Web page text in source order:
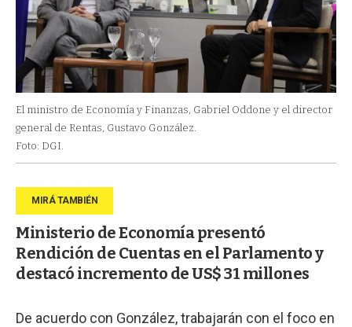
El ministro de Economía y Finanzas, Gabriel Oddone y el director
general de Rentas, Gustavo González.
Foto: DGI.
Ministerio de Economía presentó
Rendición de Cuentas en el Parlamento y
destacó incremento de US$ 31 millones
De acuerdo con González, trabajarán con el foco en